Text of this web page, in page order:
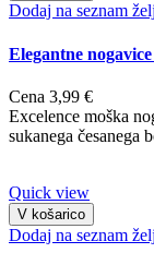
Dodaj na seznam
Elegantne
Cena 3,99 €
Excelence moška
sukanega česanega
Quick view
V košarico
Dodaj na seznam